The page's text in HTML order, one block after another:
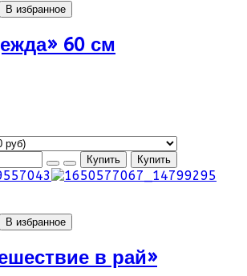
В избранное
60 см
В избранное
в рай»